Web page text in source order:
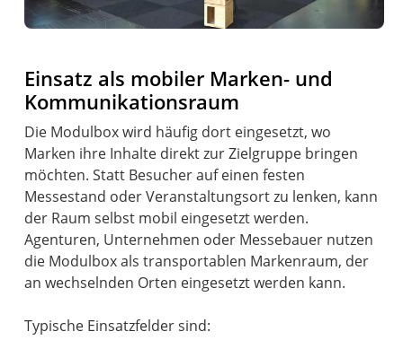
Einsatz als mobiler Marken- und
Kommunikationsraum
Die Modulbox wird häufig dort eingesetzt, wo
Marken ihre Inhalte direkt zur Zielgruppe bringen
möchten. Statt Besucher auf einen festen
Messestand oder Veranstaltungsort zu lenken, kann
der Raum selbst mobil eingesetzt werden.
Agenturen, Unternehmen oder Messebauer nutzen
die Modulbox als transportablen Markenraum, der
an wechselnden Orten eingesetzt werden kann.